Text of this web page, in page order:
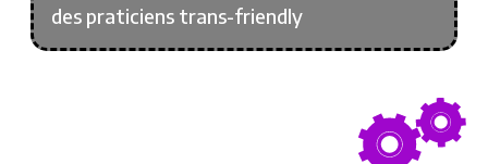
des praticiens trans-friendly